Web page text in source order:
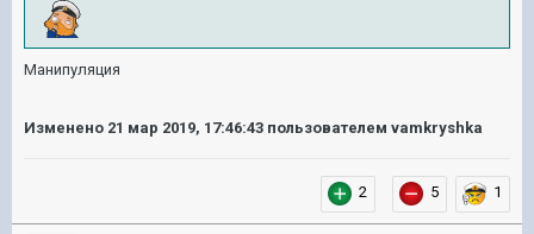
Манипуляция
Изменено 21 мар 2019, 17:46:43 пользователем vamkryshka
2 5 1